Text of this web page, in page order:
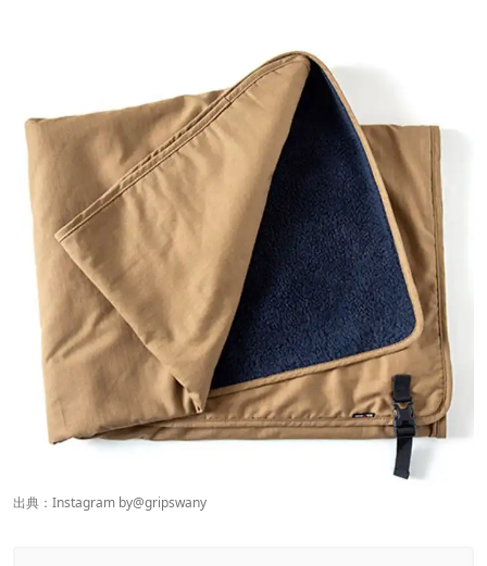
出典：Instagram by@gripswany